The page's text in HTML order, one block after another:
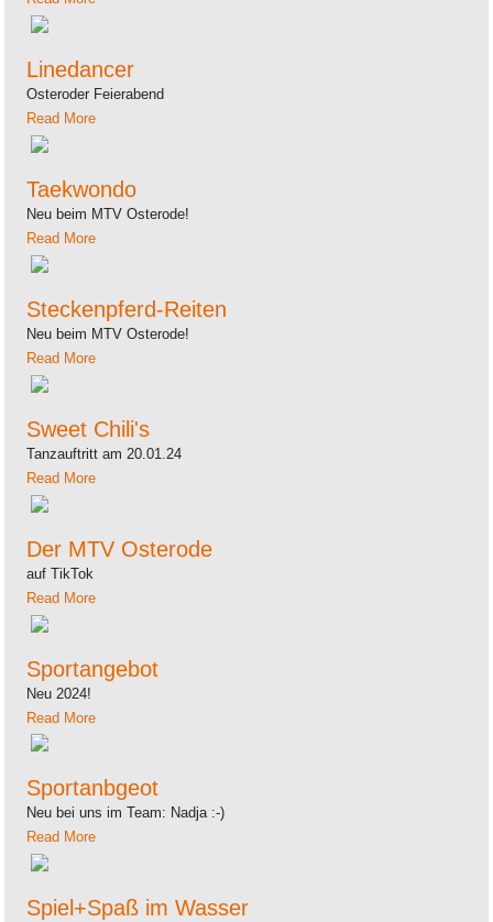
Linedancer
Osteroder Feierabend
Read More
Taekwondo
Neu beim MTV Osterode!
Read More
Steckenpferd-Reiten
Neu beim MTV Osterode!
Read More
Sweet Chili's
Tanzauftritt am 20.01.24
Read More
Der MTV Osterode
auf TikTok
Read More
Sportangebot
Neu 2024!
Read More
Sportanbgeot
Neu bei uns im Team: Nadja :-)
Read More
Spiel+Spaß im Wasser